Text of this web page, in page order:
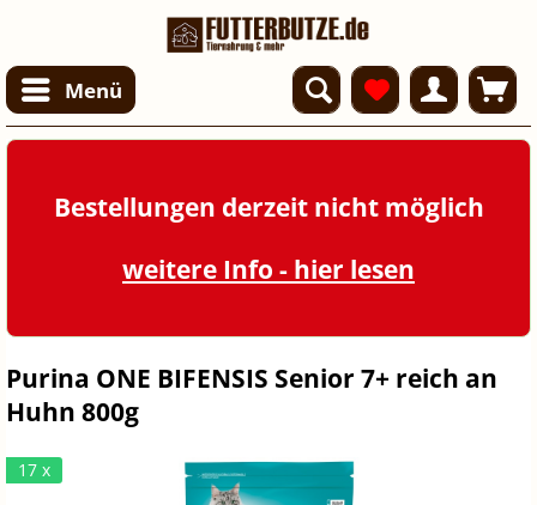
Menü
Bestellungen derzeit nicht möglich
weitere Info - hier lesen
Purina ONE BIFENSIS Senior 7+ reich an
Huhn 800g
17 x